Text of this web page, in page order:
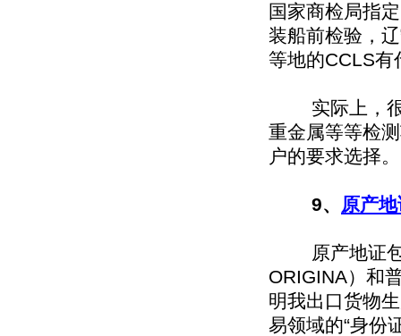
国家商检局指
装船前检验，
等地的CCLS有
实际上，很
重金属等等检
户的要求选择
9、 原产
原产地证包
ORIGINA）和
明我出口货物
易领域的“身份